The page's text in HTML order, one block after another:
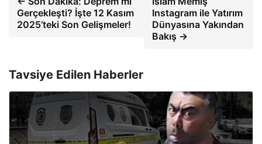
Gerçekleşti? İşte 12 Kasım
2025’teki Son Gelişmeler!
Instagram ile Yatırım
Dünyasına Yakından
Bakış →
Tavsiye Edilen Haberler